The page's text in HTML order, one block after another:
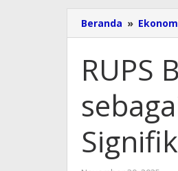
Beranda »
RUPS